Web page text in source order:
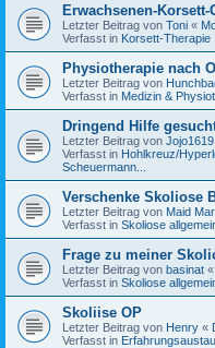
Erwachsenen-Korsett-
Letzter Beitrag von Toni «
Verfasst in Korsett-Therapie
Physiotherapie nach
Letzter Beitrag von
Verfasst in Medizin &
Dringend Hilfe
Letzter Beitrag von Jojo1619
Verfasst in Hohlkreuz/
Scheuermann...
Verschenke Skoliose
Letzter Beitrag von Maid
Verfasst in Skoliose
Frage zu meiner
Letzter Beitrag von basinat «
Verfasst in Skoliose
Skoliise OP
Letzter Beitrag von Henry «
Verfasst in